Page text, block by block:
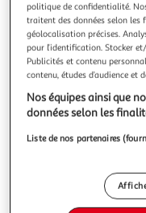
Informations Techniques
& Design Parfum
bois Poids : 0.05 kg
En savoir +
Vous voulez
politique de confidentialité.
traitent des données selon les
géolocalisation précises.
pour l’identification. Stocker
Publicités et contenu
contenu, études d’audience et
Nos équipes ainsi que
données selon les
Liste de nos partenaires